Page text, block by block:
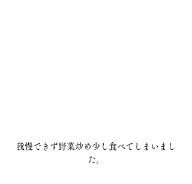
我慢できず野菜炒め少し食べてしまいまし
た。